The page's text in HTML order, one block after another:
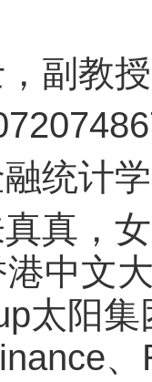
，副教
统计
真，
中文
太阳